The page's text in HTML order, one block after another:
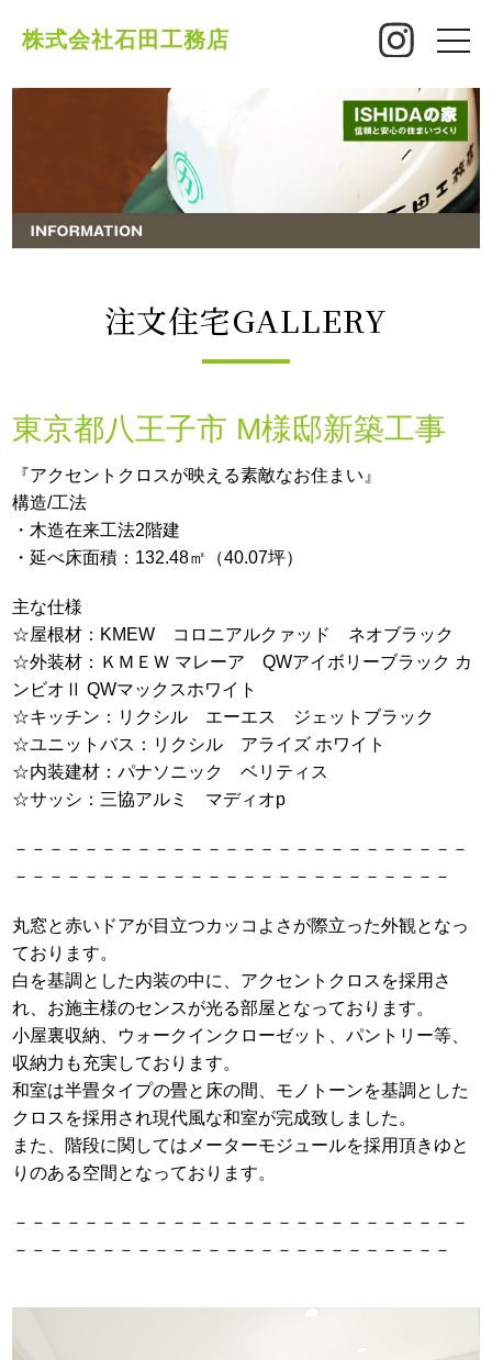
株式会社石田工務店
toggle
注文住宅GALLERY
東京都八王子市 M様邸新築工事
『アクセントクロスが映える素敵なお住まい』
構造/工法
・木造在来工法2階建
・延べ床面積：132.48㎡（40.07坪）
主な仕様
☆屋根材：KMEW コロニアルクァッド ネオブラック
☆外装材：ＫＭＥＷ マレーア QWアイボリーブラック カ
ンビオⅡ QWマックスホワイト
☆キッチン：リクシル エーエス ジェットブラック
☆ユニットバス：リクシル アライズ ホワイト
☆内装建材：パナソニック ベリティス
☆サッシ：三協アルミ マディオp
－－－－－－－－－－－－－－－－－－－－－－－－－－
－－－－－－－－－－－－－－－－－－－－－－－－－
丸窓と赤いドアが目立つカッコよさが際立った外観となっ
ております。
白を基調とした内装の中に、アクセントクロスを採用さ
れ、お施主様のセンスが光る部屋となっております。
小屋裏収納、ウォークインクローゼット、パントリー等、
収納力も充実しております。
和室は半畳タイプの畳と床の間、モノトーンを基調とした
クロスを採用され現代風な和室が完成致しました。
また、階段に関してはメーターモジュールを採用頂きゆと
りのある空間となっております。
－－－－－－－－－－－－－－－－－－－－－－－－－－
－－－－－－－－－－－－－－－－－－－－－－－－－